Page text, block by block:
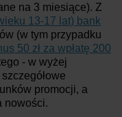
na 3 miesiące). Z
13-17 lat) bank
(w tym przypadku
50 zł za wpłatę 200
- w wyżej
promocji, a
nowości.